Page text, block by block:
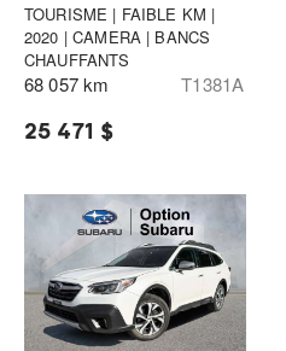
TOURISME | FAIBLE KM |
2020 | CAMERA | BANCS
CHAUFFANTS
68 057 km T1381A
25 471 $